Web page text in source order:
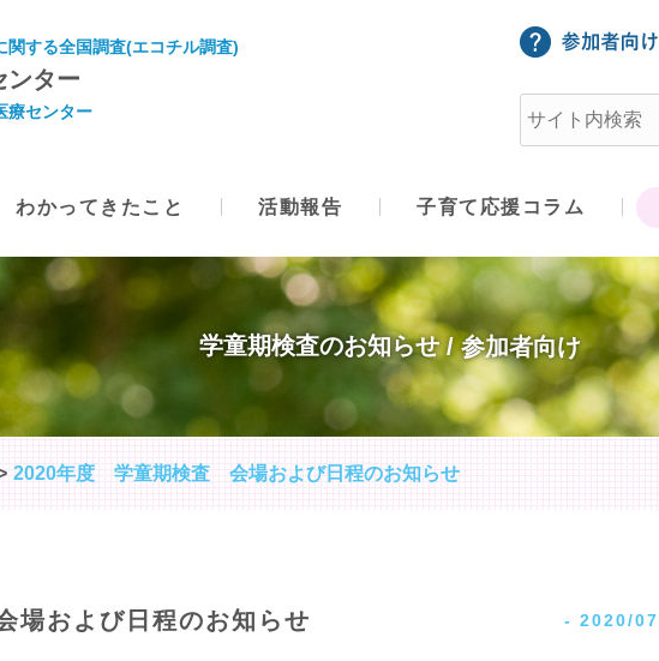
関する全国調査(エコチル調査)
ンター
療センター
わかってきたこと 活動報告 子育て応援コラム
学童期検査のお知らせ
2020年度 学童期検査 会場および日程のお知らせ
および日程のお知らせ - 2020/